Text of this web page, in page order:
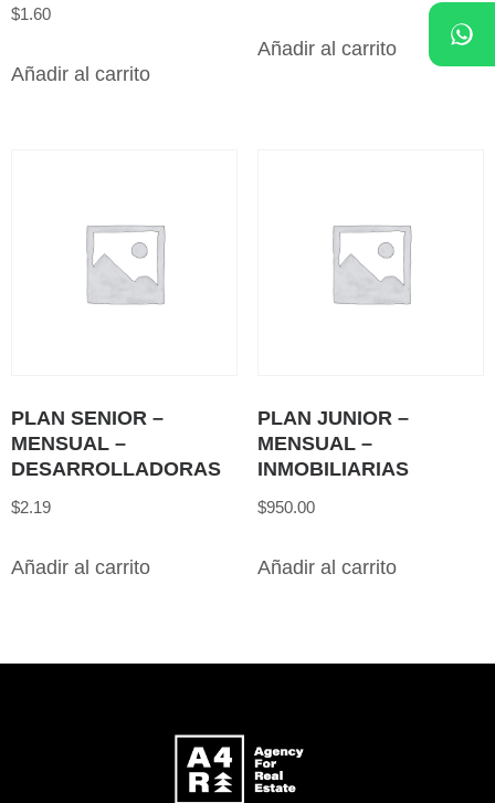
$1.60
Añadir al carrito
Añadir al carrito
PLAN SENIOR –
MENSUAL –
DESARROLLADORAS
$2.19
Añadir al carrito
PLAN JUNIOR –
MENSUAL –
INMOBILIARIAS
$950.00
Añadir al carrito